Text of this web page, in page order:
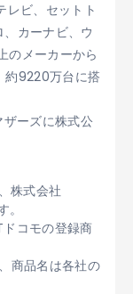
レビ、セットト
カーナビ、ウ
のメーカーから
約9220万台に搭
ーズに株式公
株式会社
ドコモの登録商
商品名は各社の